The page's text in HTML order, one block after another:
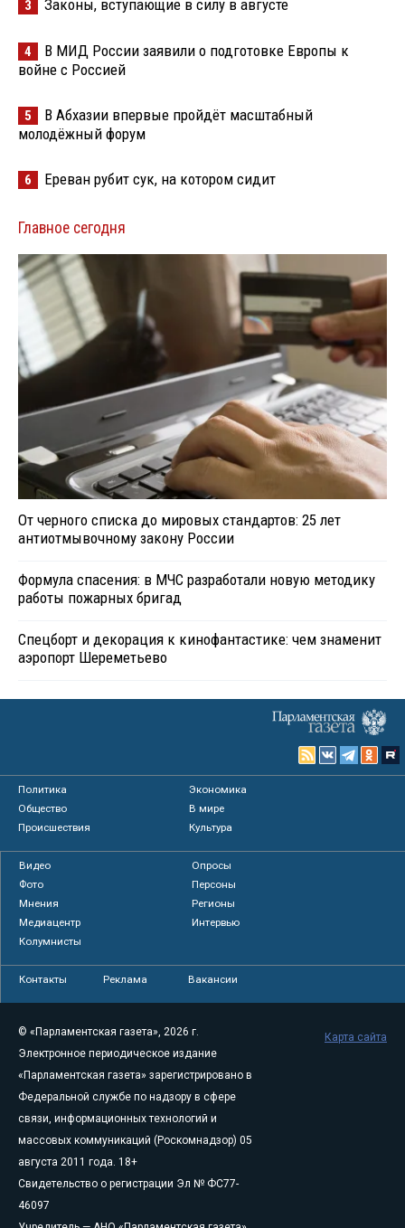
3 Законы, вступающие в силу в августе
4
В МИД России заявили о подготовке Европы к
войне с Россией
5
В Абхазии впервые пройдёт масштабный
молодёжный форум
6 Ереван рубит сук, на котором сидит
Главное сегодня
От черного списка до мировых стандартов: 25 лет
антиотмывочному закону России
Формула спасения: в МЧС разработали новую методику
работы пожарных бригад
Спецборт и декорация к кинофантастике: чем знаменит
аэропорт Шереметьево
Политика
Экономика
Общество
В мире
Происшествия
Культура
Видео
Опросы
Фото
Персоны
Мнения
Регионы
Медиацентр
Интервью
Колумнисты
Контакты Реклама Вакансии
© «Парламентская газета», 2026 г.
Электронное периодическое издание
«Парламентская газета» зарегистрировано в
Федеральной службе по надзору в сфере
связи, информационных технологий и
массовых коммуникаций (Роскомнадзор) 05
августа 2011 года. 18+
Свидетельство о регистрации Эл № ФС77-
46097
Карта сайта